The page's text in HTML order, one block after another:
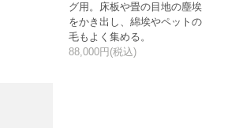
グ用。床板や畳の目地の塵埃
をかき出し、綿埃やペットの
毛もよく集める。
88,000円(税込)